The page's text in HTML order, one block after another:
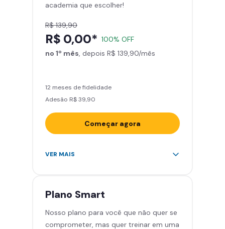
Smart Fit App
academia que escolher!
R$ 139,90
R$ 0,00* 100% OFF
no 1º mês, depois R$ 139,90/mês
12 meses de fidelidade
Adesão R$ 39,90
Começar agora
Acesso ilimitado a +2.000
Cadeira de massagem
Skeelo App (Audiobook)*
Área de musculação e aeróbicos
VER MAIS
Plano Smart
Nosso plano para você que não quer se
comprometer, mas quer treinar em uma